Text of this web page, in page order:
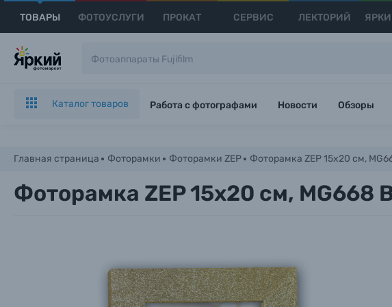
ТОВАРЫ ФОТОУСЛУГИ ПРОКАТ СЕРВИС ЛЕКТОРИЙ
Каталог товаров Работа с фотографами Новости Обзоры
Главная страница Фоторамки Фоторамки ZEP Фоторамка ZEP 15x20 см,
Фоторамка ZEP 15x20 см, MG668